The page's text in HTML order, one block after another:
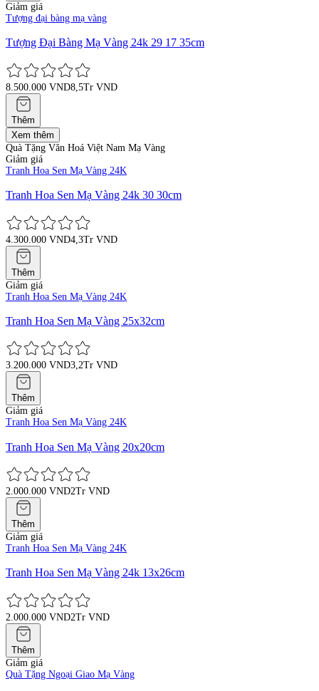
Giảm giá
Tượng đại bàng mạ vàng
Tượng Đại Bàng Mạ Vàng 24k 29 17 35cm
8.500.000 VND8,5Tr VND
Thêm
Xem thêm
Quà Tặng Văn Hoá Việt Nam Mạ Vàng
Giảm giá
Tranh Hoa Sen Mạ Vàng 24K
Tranh Hoa Sen Mạ Vàng 24k 30 30cm
4.300.000 VND4,3Tr VND
Thêm
Giảm giá
Tranh Hoa Sen Mạ Vàng 24K
Tranh Hoa Sen Mạ Vàng 25x32cm
3.200.000 VND3,2Tr VND
Thêm
Giảm giá
Tranh Hoa Sen Mạ Vàng 24K
Tranh Hoa Sen Mạ Vàng 20x20cm
2.000.000 VND2Tr VND
Thêm
Giảm giá
Tranh Hoa Sen Mạ Vàng 24K
Tranh Hoa Sen Mạ Vàng 24k 13x26cm
2.000.000 VND2Tr VND
Thêm
Giảm giá
Quà Tặng Ngoại Giao Mạ Vàng